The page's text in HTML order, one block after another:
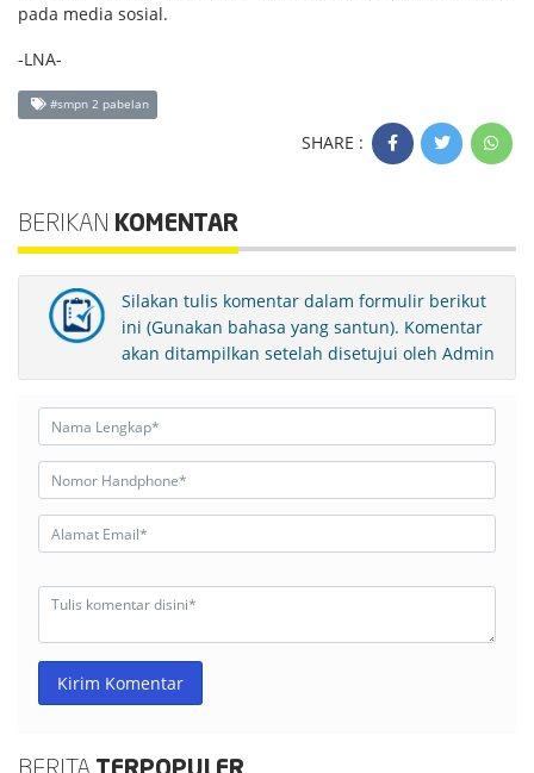
pada media sosial.
-LNA-
#smpn 2 pabelan
SHARE :
BERIKAN KOMENTAR
Silakan tulis komentar dalam formulir berikut
ini (Gunakan bahasa yang santun). Komentar
akan ditampilkan setelah disetujui oleh Admin
Kirim Komentar